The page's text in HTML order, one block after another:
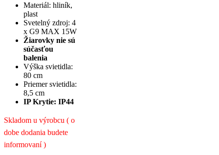
Materiál: hliník,
plast
Svetelný zdroj: 4
x G9 MAX 15W
Žiarovky nie sú
súčasťou
balenia
Výška svietidla:
80 cm
Priemer svietidla:
8,5 cm
IP Krytie: IP44
Skladom u výrobcu ( o
dobe dodania budete
informovaní )